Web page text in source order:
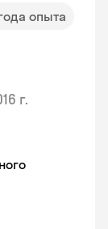
опыта
г.